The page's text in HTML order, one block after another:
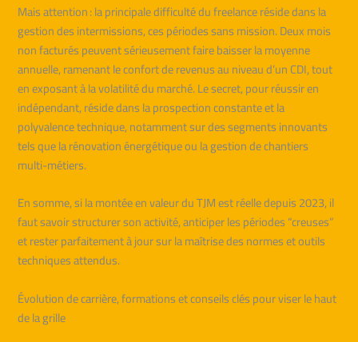
Mais attention : la principale difficulté du freelance réside dans la
gestion des intermissions, ces périodes sans mission. Deux mois
non facturés peuvent sérieusement faire baisser la moyenne
annuelle, ramenant le confort de revenus au niveau d’un CDI, tout
en exposant à la volatilité du marché. Le secret, pour réussir en
indépendant, réside dans la prospection constante et la
polyvalence technique, notamment sur des segments innovants
tels que la rénovation énergétique ou la gestion de chantiers
multi-métiers.
En somme, si la montée en valeur du TJM est réelle depuis 2023, il
faut savoir structurer son activité, anticiper les périodes “creuses”
et rester parfaitement à jour sur la maîtrise des normes et outils
techniques attendus.
Évolution de carrière, formations et conseils clés pour viser le haut
de la grille